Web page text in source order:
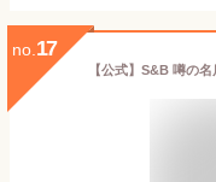
no. 17